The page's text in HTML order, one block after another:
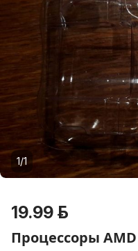
1/1
19.99 р.
Процессоры AMD